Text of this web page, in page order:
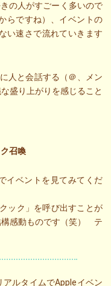
の人がすごーく多いので
らですね）、イベントの
い速さで流れていきます
人と会話する（＠、メン
盛り上がりを感じること
召喚
イベントを見てみてくだ
ック」を呼び出すことが
構感動ものです（笑） テ
ルタイムでAppleイベン